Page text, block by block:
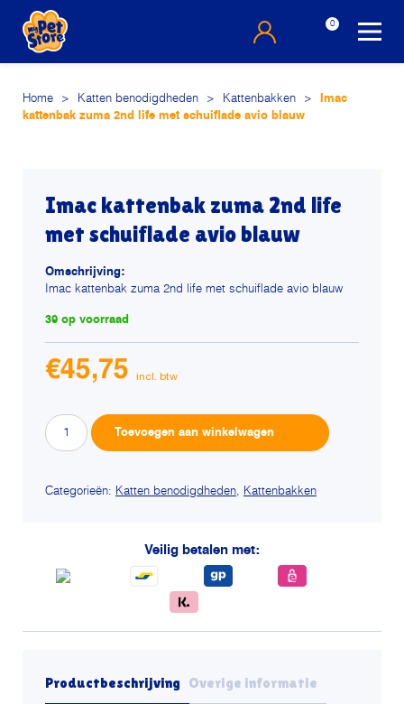
0
Home > Katten benodigdheden > Kattenbakken >
Imac
kattenbak zuma 2nd life met schuiflade avio blauw
Imac kattenbak zuma 2nd life
met schuiflade avio blauw
Omschrijving:
Imac kattenbak zuma 2nd life met schuiflade avio blauw
39 op voorraad
€45,75
Imac
kattenbak
2nd
avio
Toevoegen aan winkelwagen
Categorieën: Katten benodigdheden, Kattenbakken
Veilig betalen met:
Productbeschrijving Overige informatie